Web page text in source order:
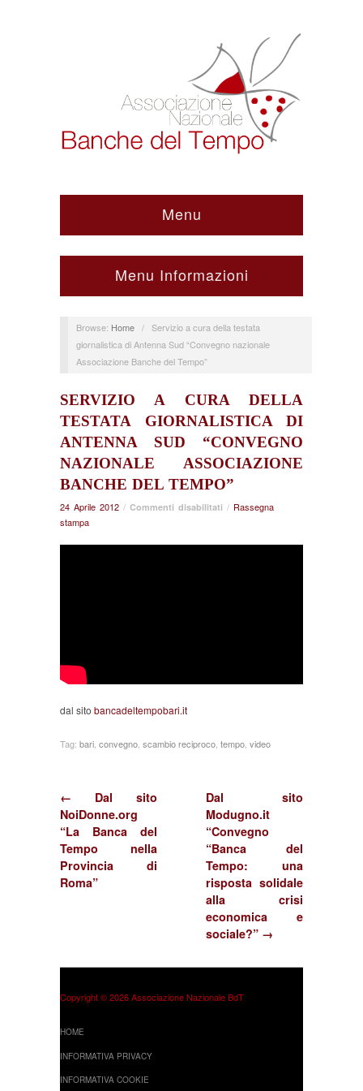
Menu
Menu Informazioni
Browse: Home / Servizio a cura della testata
giornalistica di Antenna Sud “Convegno nazionale
Associazione Banche del Tempo”
SERVIZIO A CURA DELLA
TESTATA GIORNALISTICA DI
ANTENNA SUD “CONVEGNO
NAZIONALE ASSOCIAZIONE
BANCHE DEL TEMPO”
24 Aprile 2012 / Commenti disabilitati su/ Rassegna
stampa
dal sito bancadeltempobari.it
Tag: bari convegno scambio reciproco tempo video
← Dal sito
NoiDonne.org
“La Banca del
Tempo nella
Provincia di
Roma”
Dal sito
Modugno.it
“Convegno
“Banca del
Tempo: una
risposta solidale
alla crisi
economica e
sociale?” →
Copyright © 2026 Associazione Nazionale BdT
HOME
INFORMATIVA PRIVACY
INFORMATIVA COOKIE